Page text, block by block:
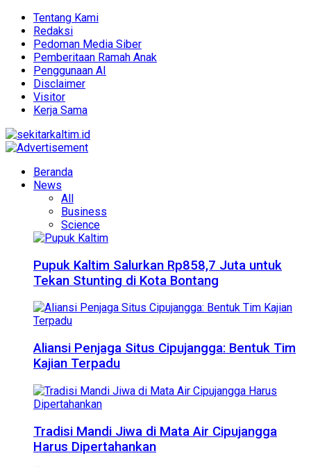
Tentang Kami
Redaksi
Pedoman Media Siber
Pemberitaan Ramah Anak
Penggunaan AI
Disclaimer
Visitor
Kerja Sama
Beranda
News
All
Business
Science
Pupuk Kaltim Salurkan Rp858,7 Juta untuk
Tekan Stunting di Kota Bontang
Aliansi Penjaga Situs Cipujangga: Bentuk Tim
Kajian Terpadu
Tradisi Mandi Jiwa di Mata Air Cipujangga
Harus Dipertahankan